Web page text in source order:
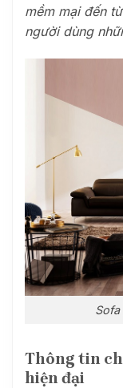
mềm mại đến
người dùng
Thông tin
hiện đại